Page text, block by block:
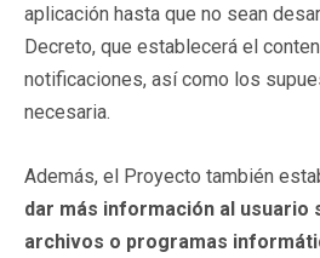
aplicación hasta que no sean
Decreto, que establecerá el
notificaciones, así como los
necesaria.
Además, el Proyecto también
dar más información al usuario
archivos o programas